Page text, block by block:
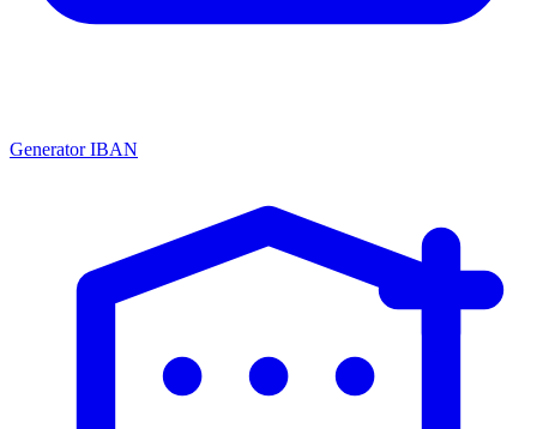
Generator IBAN